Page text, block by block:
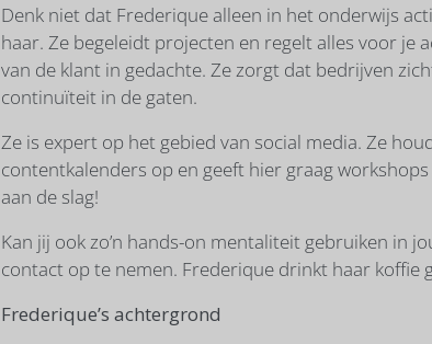
Denk niet dat Frederique alleen in het onderwijs
haar. Ze begeleidt projecten en regelt alles voor je
van de klant in gedachte. Ze zorgt dat bedrijven
continuïteit in de gaten.
Ze is expert op het gebied van social media. Ze
contentkalenders op en geeft hier graag
aan de slag!
Kan jij ook zo’n hands-on mentaliteit gebruiken in
contact op te nemen. Frederique drinkt haar koffie
Frederique’s achtergrond